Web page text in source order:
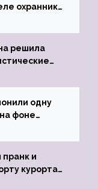
охранник
решила
одну
фоне
пранк и
курорта,